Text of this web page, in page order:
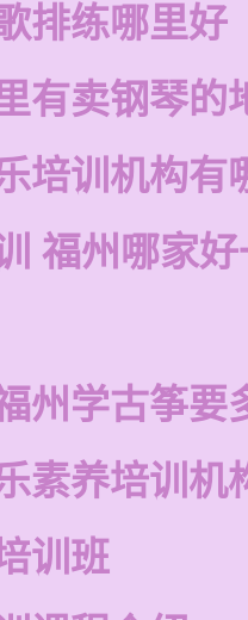
排练哪里好
有卖钢琴的
培训机构有
福州哪家
州学古筝要
素养培训机
训班